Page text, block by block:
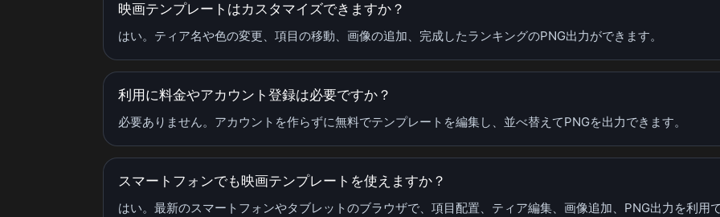
映画テンプレートはカスタマイズできますか？
はい。ティア名や色の変更、項目の移動、画像の追加、完成したランキングのPNG出力ができます。
利用に料金やアカウント登録は必要ですか？
必要ありません。アカウントを作らずに無料でテンプレートを編集し、並べ替えてPNGを出力できます。
スマートフォンでも映画テンプレートを使えますか？
はい。最新のスマートフォンやタブレットのブラウザで、項目配置、ティア編集、画像追加、PNG出力を利用